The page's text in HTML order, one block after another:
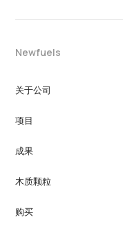
Newfuels
关于公司
项目
成果
木质颗粒
购买